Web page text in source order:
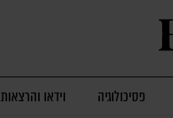
פסיכולוגיה וידאו והרצאות